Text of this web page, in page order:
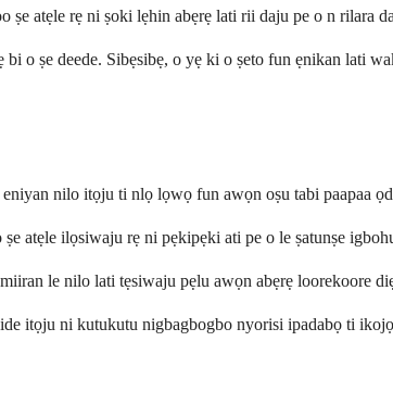
atẹle rẹ ni ṣoki lẹhin abẹrẹ lati rii daju pe o n rilara
o ṣe deede. Sibẹsibẹ, o yẹ ki o ṣeto fun ẹnikan lati
nilo itọju ti nlọ lọwọ fun awọn oṣu tabi paapaa
atẹle ilọsiwaju rẹ ni pẹkipẹki ati pe o le ṣatunṣe
le nilo lati tẹsiwaju pẹlu awọn abẹrẹ loorekoore
itọju ni kutukutu nigbagbogbo nyorisi ipadabọ ti